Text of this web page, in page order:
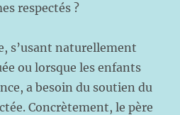
respectés ?
s’usant naturellement
ou lorsque les enfants
a besoin du soutien du
Concrètement, le père